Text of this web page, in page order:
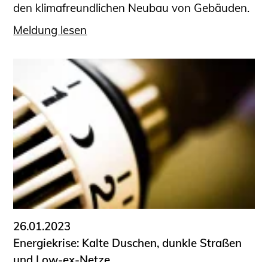
den klimafreundlichen Neubau von Gebäuden.
Meldung lesen
26.01.2023
Energiekrise: Kalte Duschen, dunkle Straßen